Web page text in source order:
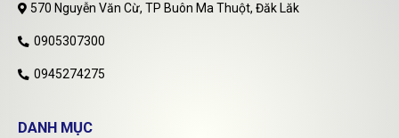
570 Nguyễn Văn Cừ, TP Buôn Ma Thuột, Đăk Lăk
0905307300
0945274275
DANH MỤC